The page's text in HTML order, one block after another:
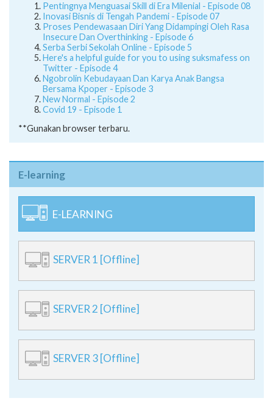
Pentingnya Menguasai Skill di Era Milenial - Episode 08
Inovasi Bisnis di Tengah Pandemi - Episode 07
Proses Pendewasaan Diri Yang Didampingi Oleh Rasa
Insecure Dan Overthinking - Episode 6
Serba Serbi Sekolah Online - Episode 5
Here's a helpful guide for you to using suksmafess on
Twitter - Episode 4
Ngobrolin Kebudayaan Dan Karya Anak Bangsa
Bersama Kpoper - Episode 3
New Normal - Episode 2
Covid 19 - Episode 1
**Gunakan browser terbaru.
E-learning
E-LEARNING
SERVER 1 [Offline]
SERVER 2 [Offline]
SERVER 3 [Offline]